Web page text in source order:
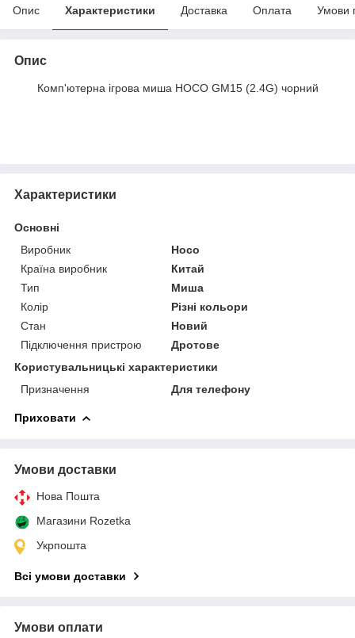
Опис Характеристики Доставка Оплата Умови
Опис
Комп'ютерна ігрова миша HOCO GM15 (2.4G) чорний
Характеристики
Основні
Виробник
Hoco
Країна виробник
Китай
Тип
Миша
Колір
Різні кольори
Стан
Новий
Підключення пристрою
Дротове
Користувальницькі характеристики
Призначення
Для телефону
Приховати
Умови доставки
Нова Пошта
Магазини Rozetka
Укрпошта
Всі умови доставки
Умови оплати